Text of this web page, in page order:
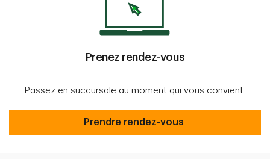
Prenez rendez-vous
Passez en succursale au moment qui vous convient.
Prendre rendez-vous
Prendre rendez-vous